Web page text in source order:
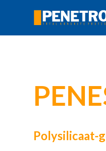
Polysilicaat-